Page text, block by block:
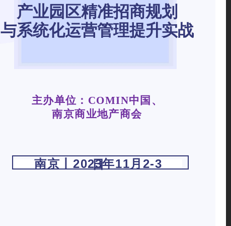
产业园区精准招商规划
与系统化运营管理提升实战
南京丨2023年11月2-3日
主办单位：COMIN中国、
南京商业地产商会